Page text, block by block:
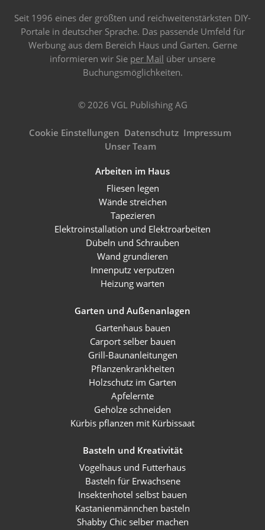
Seit 1996 eines der größten und reichweitenstärksten DIY-
Portale in deutscher Sprache. Das passende Umfeld für
Werbung aus dem Bereich Haus und Garten. Gerne
informieren wir Sie per Mail über unsere
Buchungsmöglichkeiten.
© 2026 VGL Publishing AG
Cookie Einstellungen Datenschutz Impressum
Unser Team
Arbeiten im Haus
Fliesen legen
Wände streichen
Tapezieren
Elektroinstallation und Elektroarbeiten
Dübeln und Schrauben
Wand grundieren
Innenputz verputzen
Heizung warten
Garten und Außenanlagen
Gartenhaus bauen
Carport selber bauen
Grill-Baunanleitungen
Pflanzenkrankheiten
Holzschutz im Garten
Apfelernte
Gehölze schneiden
Kürbis pflanzen mit Kürbissaat
Basteln und Kreativität
Vogelhaus und Futterhaus
Basteln für Erwachsene
Insektenhotel selbst bauen
Kastanienmännchen basteln
Shabby Chic selber machen